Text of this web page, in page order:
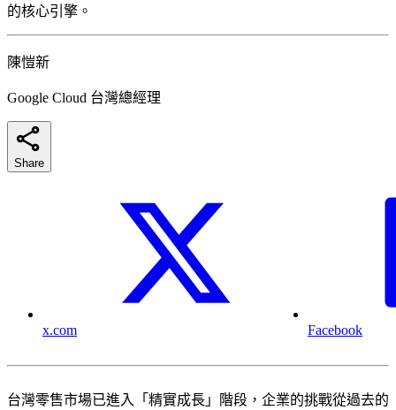
的核心引擎。
陳愷新
Google Cloud 台灣總經理
Share
x.com Facebook
台灣零售市場已進入「精實成長」階段，企業的挑戰從過去的